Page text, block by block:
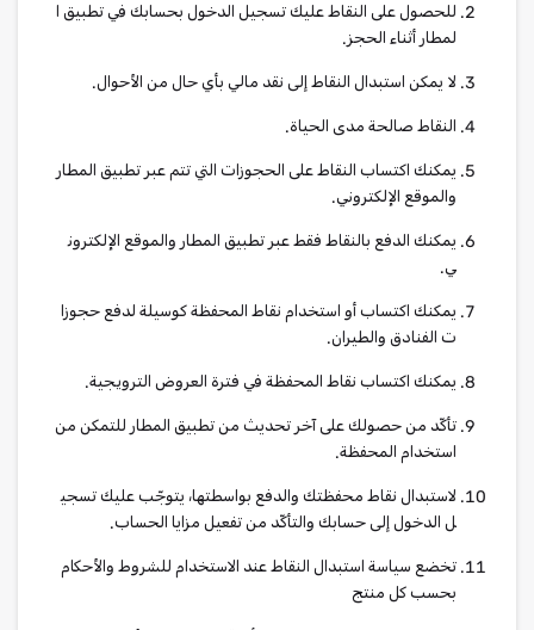
للحصول على النقاط عليك تسجيل الدخول بحسابك في تطبيق ا
لمطار أثناء الحجز.
لا يمكن استبدال النقاط إلى نقد مالي بأي حال من الأحوال.
النقاط صالحة مدى الحياة.
يمكنك اكتساب النقاط على الحجوزات التي تتم عبر تطبيق المطار
والموقع الإلكتروني.
يمكنك الدفع بالنقاط فقط عبر تطبيق المطار والموقع الإلكترون
ي.
يمكنك اكتساب أو استخدام نقاط المحفظة كوسيلة لدفع حجوزا
ت الفنادق والطيران.
يمكنك اكتساب نقاط المحفظة في فترة العروض الترويجية.
تأكّد من حصولك على آخر تحديث من تطبيق المطار للتمكن من
استخدام المحفظة.
لاستبدال نقاط محفظتك والدفع بواسطتها، يتوجّب عليك تسجي
ل الدخول إلى حسابك والتأكّد من تفعيل مزايا الحساب.
تخضع سياسة استبدال النقاط عند الاستخدام للشروط والأحكام
بحسب كل منتج